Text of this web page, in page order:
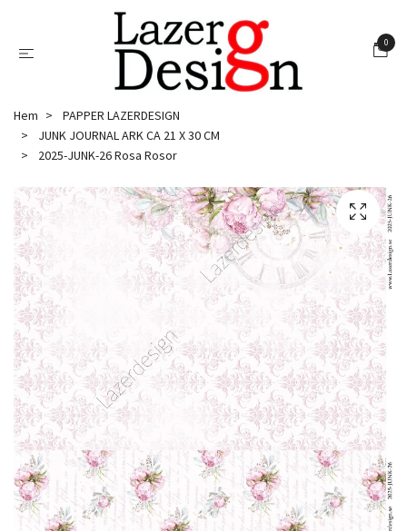
0
Hem
PAPPER LAZERDESIGN
JUNK JOURNAL ARK CA 21 X 30 CM
2025-JUNK-26 Rosa Rosor